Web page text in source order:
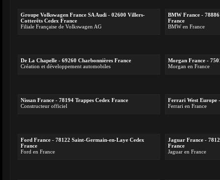
Groupe Volkswagen France SA Audi - 02600 Villers-
Cotterêts Cedex France
Filiale Française de Volkswagen AG
BMW France -
France
BMW en France
De La Chapelle - 69260 Charbonnières France
Création et développement automobiles
Morgan France -
Morgan en France
Nissan France - 78194 Trappes Cedex France
Constructeur officiel
Ferrari West Europe
Ferrari en France
Ford France - 78122 Saint-Germain-en-Laye Cedex
France
Ford en France
Jaguar France -
France
Jaguar en France